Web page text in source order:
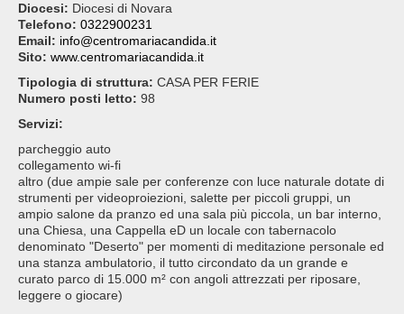
Diocesi: Diocesi di Novara
Telefono: 0322900231
Email: info@centromariacandida.it
Sito: www.centromariacandida.it
Tipologia di struttura: CASA PER FERIE
Numero posti letto: 98
Servizi:
parcheggio auto
collegamento wi-fi
altro (due ampie sale per conferenze con luce naturale dotate di
strumenti per videoproiezioni, salette per piccoli gruppi, un
ampio salone da pranzo ed una sala più piccola, un bar interno,
una Chiesa, una Cappella eD un locale con tabernacolo
denominato "Deserto" per momenti di meditazione personale ed
una stanza ambulatorio, il tutto circondato da un grande e
curato parco di 15.000 m² con angoli attrezzati per riposare,
leggere o giocare)